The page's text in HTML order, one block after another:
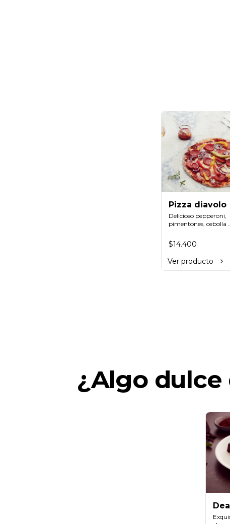
Pizza diavolo
Delicioso pepperoni,
pimentones, cebolla
hecha en casa,
mozzarella y ají.
$14.400
Ver producto
¿Algo dulce